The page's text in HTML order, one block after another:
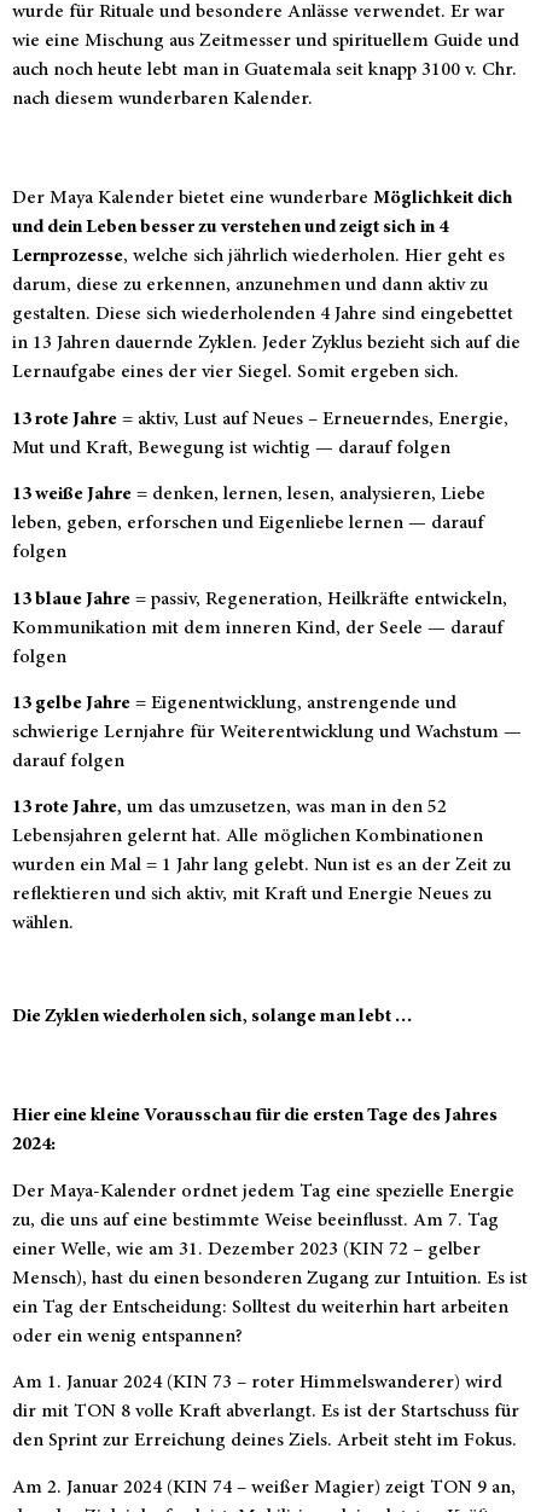
wurde für Rituale und besondere Anlässe verwendet. Er war
wie eine Mischung aus Zeitmesser und spirituellem Guide und
auch noch heute lebt man in Guatemala seit knapp 3100 v. Chr.
nach diesem wunderbaren Kalender.
Der Maya Kalender bietet eine wunderbare Möglichkeit dich
und dein Leben besser zu verstehen und zeigt sich in 4
Lernprozesse, welche sich jährlich wiederholen. Hier geht es
darum, diese zu erkennen, anzunehmen und dann aktiv zu
gestalten. Diese sich wiederholenden 4 Jahre sind eingebettet
in 13 Jahren dauernde Zyklen. Jeder Zyklus bezieht sich auf die
Lernaufgabe eines der vier Siegel. Somit ergeben sich.
13 rote Jahre = aktiv, Lust auf Neues – Erneuerndes, Energie,
Mut und Kraft, Bewegung ist wichtig — darauf folgen
13 weiße Jahre = denken, lernen, lesen, analysieren, Liebe
leben, geben, erforschen und Eigenliebe lernen — darauf
folgen
13 blaue Jahre = passiv, Regeneration, Heilkräfte entwickeln,
Kommunikation mit dem inneren Kind, der Seele — darauf
folgen
13 gelbe Jahre = Eigenentwicklung, anstrengende und
schwierige Lernjahre für Weiterentwicklung und Wachstum —
darauf folgen
13 rote Jahre, um das umzusetzen, was man in den 52
Lebensjahren gelernt hat. Alle möglichen Kombinationen
wurden ein Mal = 1 Jahr lang gelebt. Nun ist es an der Zeit zu
reflektieren und sich aktiv, mit Kraft und Energie Neues zu
wählen.
Die Zyklen wiederholen sich, solange man lebt …
Hier eine kleine Vorausschau für die ersten Tage des Jahres
2024:
Der Maya-Kalender ordnet jedem Tag eine spezielle Energie
zu, die uns auf eine bestimmte Weise beeinflusst. Am 7. Tag
einer Welle, wie am 31. Dezember 2023 (KIN 72 – gelber
Mensch), hast du einen besonderen Zugang zur Intuition. Es ist
ein Tag der Entscheidung: Solltest du weiterhin hart arbeiten
oder ein wenig entspannen?
Am 1. Januar 2024 (KIN 73 – roter Himmelswanderer) wird
dir mit TON 8 volle Kraft abverlangt. Es ist der Startschuss für
den Sprint zur Erreichung deines Ziels. Arbeit steht im Fokus.
Am 2. Januar 2024 (KIN 74 – weißer Magier) zeigt TON 9 an,